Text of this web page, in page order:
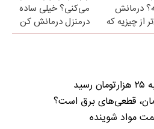
درمانش
از چیزیه که
می‌کنی؟ خیلی ساده
درمنزل درمانش کن
قطعی‌های برق است؟
مواد شوینده